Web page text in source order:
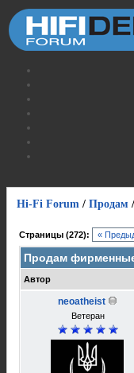
Hi-Fi Forum / Продам /
Страницы (272): «
Продам
Автор
neoatheist
Ветеран